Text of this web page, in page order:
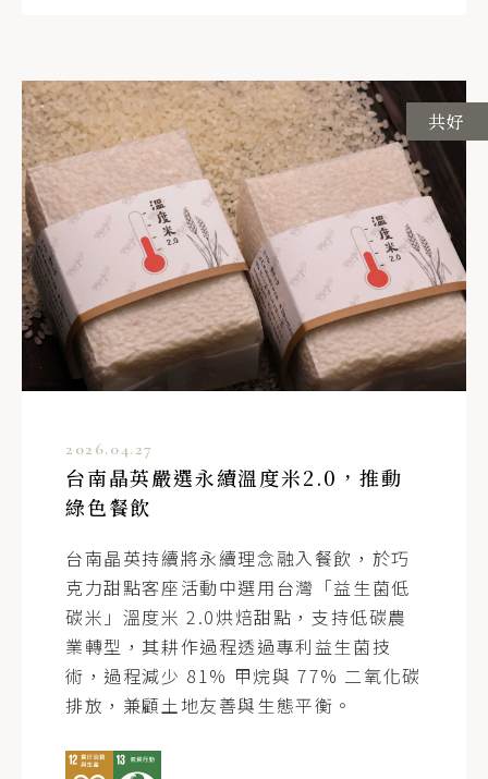
共好
2026.04.27
台南晶英嚴選永續溫度米2.0，推動
綠色餐飲
台南晶英持續將永續理念融入餐飲，於巧
克力甜點客座活動中選用台灣「益生菌低
碳米」溫度米 2.0烘焙甜點，支持低碳農
業轉型，其耕作過程透過專利益生菌技
術，過程減少 81% 甲烷與 77% 二氧化碳
排放，兼顧土地友善與生態平衡。